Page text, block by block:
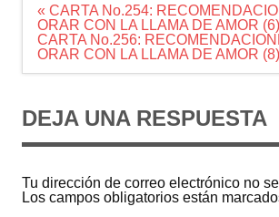
Navegación
de
entradas
« CARTA No.254:
ORAR CON LA LLAMA DE AMOR (6)
CARTA No.256:
ORAR CON LA LLAMA DE AMOR
DEJA UNA RESPUESTA
Tu dirección de correo electrónico no
Los campos obligatorios están